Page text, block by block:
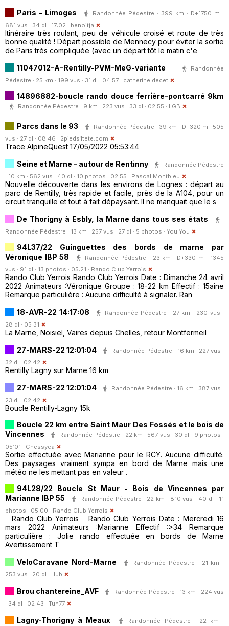
Paris - Limoges
Randonnée Pédestre · 399 km · D+1750 m ·
681 vus · 34 dl · 17:02 · benoitja
Itinéraire très roulant, peu de véhicule croisé et route de très
bonne qualité ! Départ possible de Mennecy pour éviter la sortie
de Paris très compliquée (avec un départ tôt le matin c'e
11047012-A-Rentilly-PVM-MeG-variante
Randonnée
Pédestre · 25 km · 199 vus · 31 dl · 04:57 · catherine.decet
14896882-boucle rando douce ferrière-pontcarré 9km
Randonnée Pédestre · 9 km · 223 vus · 33 dl · 02:55 · LGB
Parcs dans le 93
Randonnée Pédestre · 39 km · D+320 m · 505
vus · 27 dl · 08:46 · 2pieds1tete.com
Trace AlpineQuest 17/05/2022 05:53:44
Seine et Marne - autour de Rentinny
Randonnée Pédestre
· 10 km · 562 vus · 40 dl · 10 photos · 02:55 · Pascal Montbleu
Nouvelle découverte dans les environs de Lognes : départ au
parc de Rentilly, très rapide et facile, près de la A104, pour un
circuit tranquille et tout à fait dépaysant. Il ne manquait que le s
De Thorigny à Esbly, la Marne dans tous ses états
Randonnée Pédestre · 13 km · 257 vus · 27 dl · 5 photos · You.You
94L37/22 Guinguettes des bords de marne par
Véronique IBP 58
Randonnée Pédestre · 23 km · D+330 m · 1345
vus · 91 dl · 13 photos · 05:21 · Rando Club Yerrois
Rando Club Yerrois Rando Club Yerrois Date : Dimanche 24 avril
2022 Animateurs :Véronique Groupe : 18-22 km Effectif : 15aine
Remarque particulière : Aucune difficulté à signaler. Ran
18-AVR-22 14:17:08
Randonnée Pédestre · 27 km · 230 vus ·
28 dl · 05:31
La Marne, Noisiel, Vaires depuis Chelles, retour Montfermeil
27-MARS-22 12:01:04
Randonnée Pédestre · 16 km · 227 vus ·
32 dl · 02:42
Rentilly Lagny sur Marne 16 km
27-MARS-22 12:01:04
Randonnée Pédestre · 16 km · 387 vus ·
23 dl · 02:42
Boucle Rentilly-Lagny 15k
Boucle 22 km entre Saint Maur Des Fossés et le bois de
Vincennes
Randonnée Pédestre · 22 km · 567 vus · 30 dl · 9 photos ·
05:01 · Chessyca
Sortie effectuée avec Marianne pour le RCY. Aucune difficulté.
Des paysages vraiment sympa en bord de Marne mais une
météo ne les mettant pas en valeur .
94L28/22 Boucle St Maur - Bois de Vincennes par
Marianne IBP 55
Randonnée Pédestre · 22 km · 810 vus · 40 dl · 11
photos · 05:00 · Rando Club Yerrois
Rando Club Yerrois Rando Club Yerrois Date : Mercredi 16
mars 2022 Animateurs :Marianne Effectif :>34 Remarque
particulière : Jolie rando effectuée en bords de Marne
Avertissement T
VeloCaravane Nord-Marne
Randonnée Pédestre · 21 km ·
253 vus · 20 dl · Hub
Brou chantereine_AVF
Randonnée Pédestre · 13 km · 224 vus
· 34 dl · 02:43 · Tun77
Lagny-Thorigny à Meaux
Randonnée Pédestre · 22 km ·